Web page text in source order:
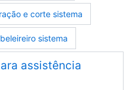
e corte sistema
sistema
assistência